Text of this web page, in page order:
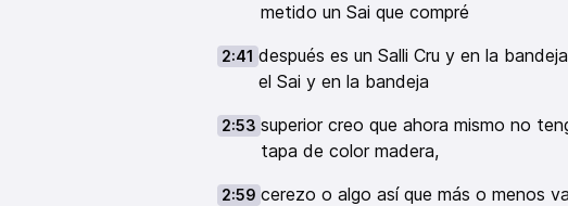
metido un Sai que compré
2:41 después es un Salli Cru y en la
el Sai y en la bandeja
2:53 superior creo que ahora mismo no
tapa de color madera,
2:59 cerezo o algo así que más o menos